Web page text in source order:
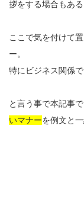
拶をする場合もある
ここで気を付けて
ー。
特にビジネス関係
と言う事で本記事で
いマナーを例文と